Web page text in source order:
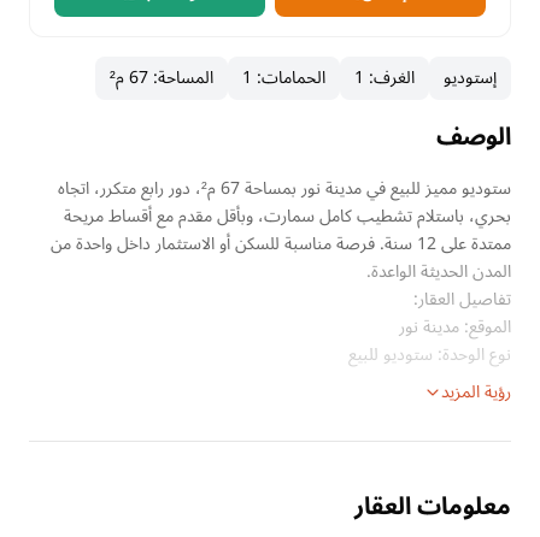
إستوديو الغرف:
1 الحمامات:
1 المساحة:67 م²
الوصف
ستوديو مميز للبيع في مدينة نور بمساحة 67 م²، دور رابع متكرر، اتجاه
بحري، باستلام تشطيب كامل سمارت، وبأقل مقدم مع أقساط مريحة
ممتدة على 12 سنة. فرصة مناسبة للسكن أو الاستثمار داخل واحدة من
المدن الحديثة الواعدة.
تفاصيل العقار:
الموقع: مدينة نور
نوع الوحدة: ستوديو للبيع
رؤية المزيد
معلومات العقار